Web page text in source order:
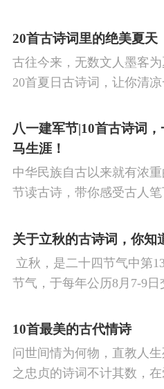
涉及48首诗词，你会背几首
20首古诗词里的绝美夏天
古往今来，无数文人墨客
20首夏日古诗词，让你清
尽日无人看微雨，鸳鸯相
八一建军节|10首古诗词
马生涯！
中华民族自古以来就有浓
节读古诗，带你感受古人笔
看剑，梦回吹角连营。八百
关于立秋的古诗词，你知
立秋，是二十四节气中第
节气，于每年公历8月7-9
了四时“气”的变化，立秋是
10首最美的古代情诗
问世间情为何物，直教人
之忠贞的诗词不计其数，